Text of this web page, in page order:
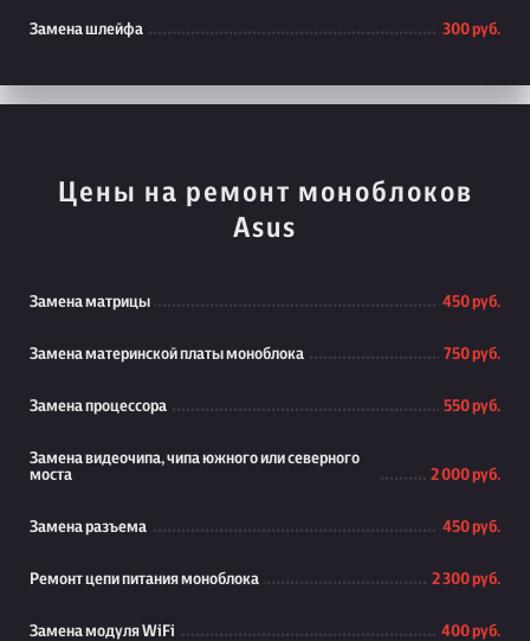
Замена шлейфа 300 руб.
Цены на ремонт моноблоков
Asus
Замена матрицы 450 руб.
Замена материнской платы моноблока 750 руб.
Замена процессора 550 руб.
Замена видеочипа, чипа южного или северного
моста
2 000 руб.
Замена разъема 450 руб.
Ремонт цепи питания моноблока 2 300 руб.
Замена модуля WiFi 400 руб.